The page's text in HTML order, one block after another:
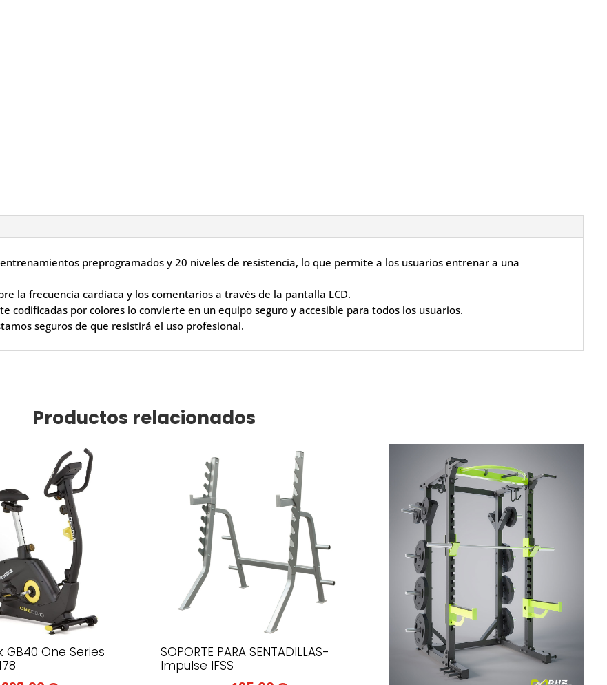
preprogramados y 20 niveles de resistencia, lo que permite a los usuarios entrenar a una
la frecuencia cardíaca y los comentarios a través de la pantalla LCD.
codificadas por colores lo convierte en un equipo seguro y accesible para todos los usuarios.
seguros de que resistirá el uso profesional.
Productos relacionados
GB40 One Series
SOPORTE PARA SENTADILLAS-
Impulse IFSS